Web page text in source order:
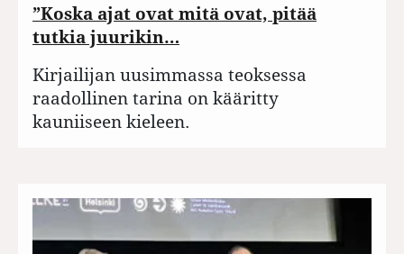
”Koska ajat ovat mitä ovat, pitää
tutkia juurikin…
Kirjailijan uusimmassa teoksessa
raadollinen tarina on kääritty
kauniiseen kieleen.